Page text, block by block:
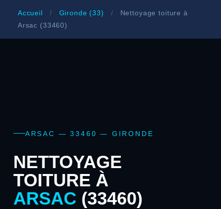
Accueil / Gironde (33) /
Nettoyage toiture à
Arsac (33460)
ARSAC — 33460 — GIRONDE
NETTOYAGE
TOITURE À
ARSAC (33460)